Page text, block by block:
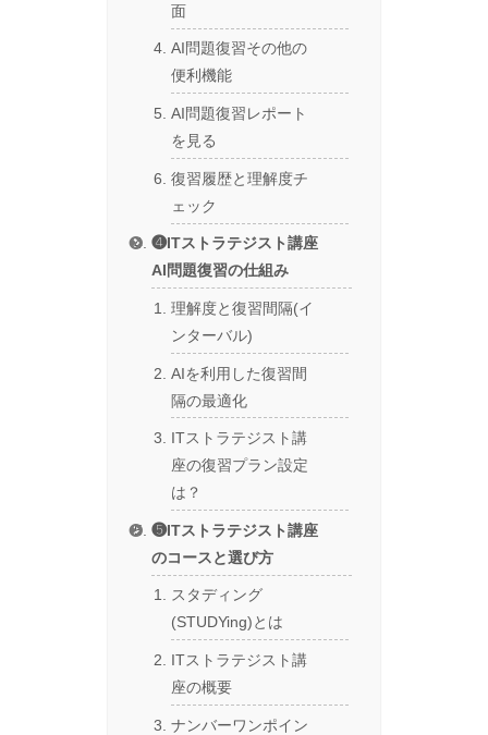
面
AI問題復習その他の
便利機能
AI問題復習レポート
を見る
復習履歴と理解度チ
ェック
❹ITストラテジスト講座
AI問題復習の仕組み
理解度と復習間隔(イ
ンターバル)
AIを利用した復習間
隔の最適化
ITストラテジスト講
座の復習プラン設定
は？
❺ITストラテジスト講座
のコースと選び方
スタディング
(STUDYing)とは
ITストラテジスト講
座の概要
ナンバーワンポイン